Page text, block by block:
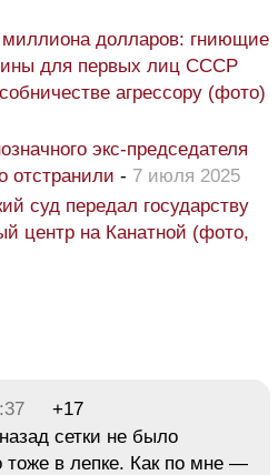
долларов: гниющие
для первых лиц СССР
агрессору (фото)
экс-председателя
отстранили - 7 июля 2025
суд передал государству
центр на Канатной (фото,
+17
сетки не было
в лепке. Как по мне —